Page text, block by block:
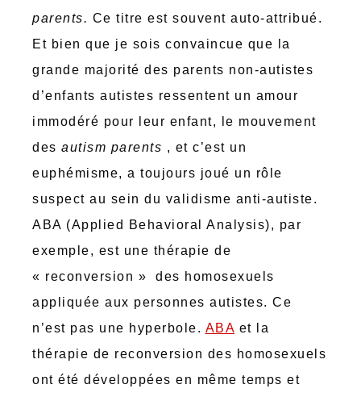
parents. Ce titre est souvent auto-attribué.
Et bien que je sois convaincue que la
grande majorité des parents non-autistes
d’enfants autistes ressentent un amour
immodéré pour leur enfant, le mouvement
des autism parents , et c’est un
euphémisme, a toujours joué un rôle
suspect au sein du validisme anti-autiste.
ABA (Applied Behavioral Analysis), par
exemple, est une thérapie de
« reconversion » des homosexuels
appliquée aux personnes autistes. Ce
n’est pas une hyperbole. ABA et la
thérapie de reconversion des homosexuels
ont été développées en même temps et